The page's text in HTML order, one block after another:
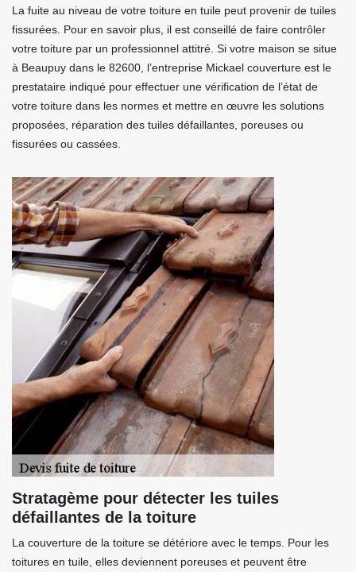
La fuite au niveau de votre toiture en tuile peut provenir de tuiles
fissurées. Pour en savoir plus, il est conseillé de faire contrôler
votre toiture par un professionnel attitré. Si votre maison se situe
à Beaupuy dans le 82600, l’entreprise Mickael couverture est le
prestataire indiqué pour effectuer une vérification de l’état de
votre toiture dans les normes et mettre en œuvre les solutions
proposées, réparation des tuiles défaillantes, poreuses ou
fissurées ou cassées.
Stratagème pour détecter les tuiles
défaillantes de la toiture
La couverture de la toiture se détériore avec le temps. Pour les
toitures en tuile, elles deviennent poreuses et peuvent être